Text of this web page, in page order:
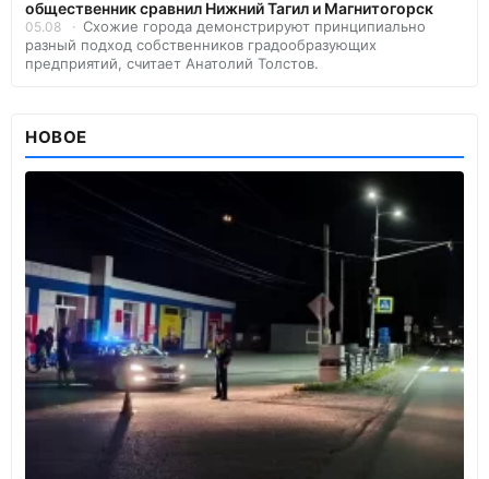
общественник сравнил Нижний Тагил и Магнитогорск
05.08
Схожие города демонстрируют принципиально
разный подход собственников градообразующих
предприятий, считает Анатолий Толстов.
НОВОЕ